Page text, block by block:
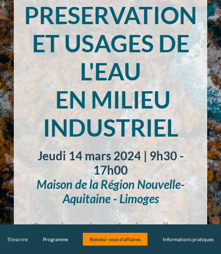
PRESERVATION
ET USAGES DE
L'EAU
EN MILIEU
INDUSTRIEL
Jeudi 14 mars 2024 | 9h30 -
17h00
Maison de la Région Nouvelle-
Aquitaine - Limoges
Cette journée professionnelle est
payante (30€).
S'inscrire Programme Rendez-vous d'affaires Informations pratiques